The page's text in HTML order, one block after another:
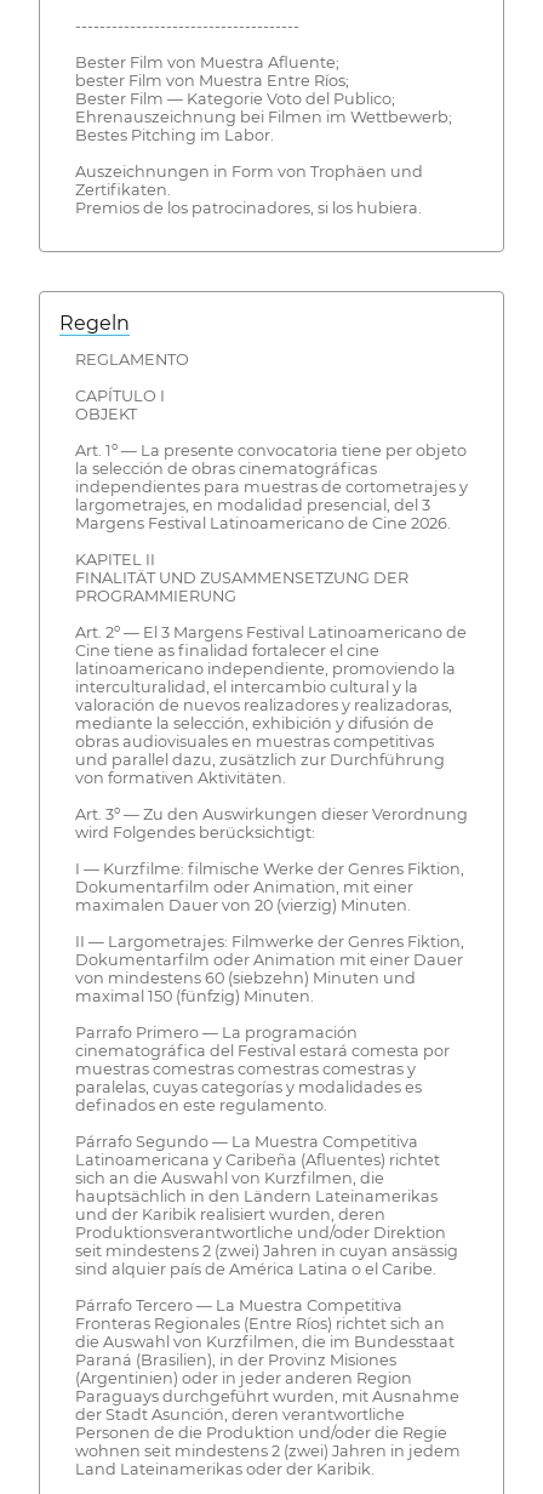
-------------------------------------
Bester Film von Muestra Afluente;
bester Film von Muestra Entre Ríos;
Bester Film — Kategorie Voto del Publico;
Ehrenauszeichnung bei Filmen im Wettbewerb;
Bestes Pitching im Labor.
Auszeichnungen in Form von Trophäen und
Zertifikaten.
Premios de los patrocinadores, si los hubiera.
Regeln
REGLAMENTO
CAPÍTULO I
OBJEKT
Art. 1º — La presente convocatoria tiene per objeto
la selección de obras cinematográficas
independientes para muestras de cortometrajes y
largometrajes, en modalidad presencial, del 3
Margens Festival Latinoamericano de Cine 2026.
KAPITEL II
FINALITÄT UND ZUSAMMENSETZUNG DER
PROGRAMMIERUNG
Art. 2º — El 3 Margens Festival Latinoamericano de
Cine tiene as finalidad fortalecer el cine
latinoamericano independiente, promoviendo la
interculturalidad, el intercambio cultural y la
valoración de nuevos realizadores y realizadoras,
mediante la selección, exhibición y difusión de
obras audiovisuales en muestras competitivas
und parallel dazu, zusätzlich zur Durchführung
von formativen Aktivitäten.
Art. 3º — Zu den Auswirkungen dieser Verordnung
wird Folgendes berücksichtigt:
I — Kurzfilme: filmische Werke der Genres Fiktion,
Dokumentarfilm oder Animation, mit einer
maximalen Dauer von 20 (vierzig) Minuten.
II — Largometrajes: Filmwerke der Genres Fiktion,
Dokumentarfilm oder Animation mit einer Dauer
von mindestens 60 (siebzehn) Minuten und
maximal 150 (fünfzig) Minuten.
Parrafo Primero — La programación
cinematográfica del Festival estará comesta por
muestras comestras comestras comestras y
paralelas, cuyas categorías y modalidades es
definados en este regulamento.
Párrafo Segundo — La Muestra Competitiva
Latinoamericana y Caribeña (Afluentes) richtet
sich an die Auswahl von Kurzfilmen, die
hauptsächlich in den Ländern Lateinamerikas
und der Karibik realisiert wurden, deren
Produktionsverantwortliche und/oder Direktion
seit mindestens 2 (zwei) Jahren in cuyan ansässig
sind alquier país de América Latina o el Caribe.
Párrafo Tercero — La Muestra Competitiva
Fronteras Regionales (Entre Ríos) richtet sich an
die Auswahl von Kurzfilmen, die im Bundesstaat
Paraná (Brasilien), in der Provinz Misiones
(Argentinien) oder in jeder anderen Region
Paraguays durchgeführt wurden, mit Ausnahme
der Stadt Asunción, deren verantwortliche
Personen de die Produktion und/oder die Regie
wohnen seit mindestens 2 (zwei) Jahren in jedem
Land Lateinamerikas oder der Karibik.